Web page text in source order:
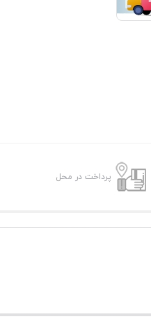
پرداخت در محل